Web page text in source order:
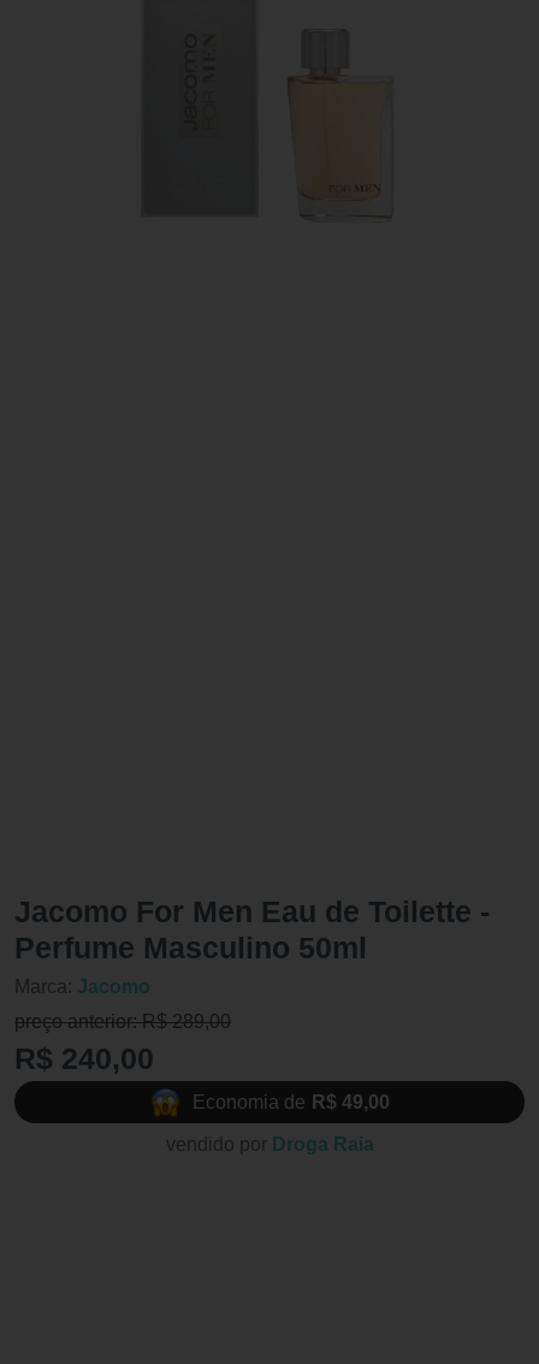
Jacomo For Men Eau de Toilette -
Perfume Masculino 50ml
Marca: Jacomo
preço anterior: R$ 289,00
R$ 240,00
Economia de R$ 49,00
vendido por Droga Raia